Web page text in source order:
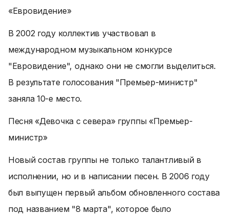
«Евровидение»
В 2002 году коллектив участвовал в
международном музыкальном конкурсе
"Евровидение", однако они не смогли выделиться.
В результате голосования "Премьер-министр"
заняла 10-е место.
Песня «Девочка с севера» группы «Премьер-
министр»
Новый состав группы не только талантливый в
исполнении, но и в написании песен. В 2006 году
был выпущен первый альбом обновленного состава
под названием "8 марта", которое было